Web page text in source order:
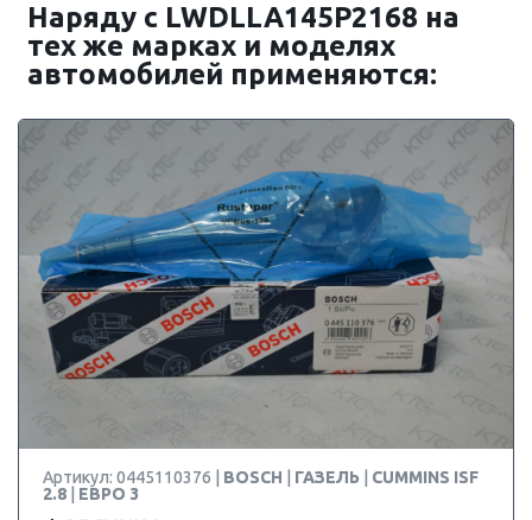
Наряду с LWDLLA145P2168 на
тех же марках и моделях
автомобилей применяются:
Артикул: 0445110376 | BOSCH ГАЗЕЛЬ
CUMMINS ISF
2.8
ЕВРО 3